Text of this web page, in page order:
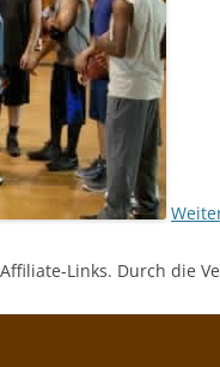
Links. Durch die